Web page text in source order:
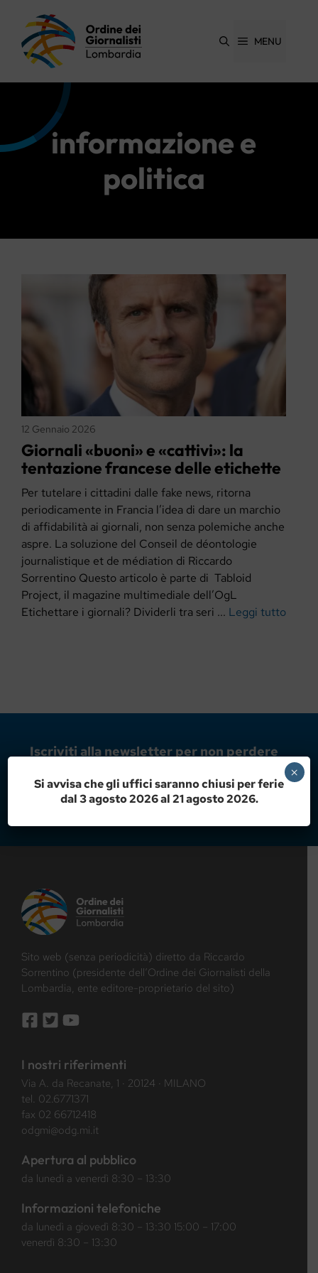
contenuto
MENU
informazione e
politica
12 Gennaio 2026
Giornali «buoni» e «cattivi»: la
tentazione francese delle etichette
Per tutelare i cittadini dalle fake news, ritorna
periodicamente in Francia l’idea di dare un marchio
di affidabilità ai giornali, non senza polemiche anche
aspre. La soluzione del Conseil de déontologie
journalistique et de médiation di Riccardo
Sorrentino Questo articolo è parte di Tabloid
Project, il magazine multimediale dell’OgL
Etichettare i giornali? Dividerli tra seri ... Leggi tutto
Iscriviti alla newsletter per non perdere
ISCRIVITI ORA!
Sito web (senza periodicità) diretto da Riccardo
Sorrentino (presidente dell’Ordine dei Giornalisti della
Lombardia, ente editore-proprietario del sito)
I nostri riferimenti
Via A. da Recanate, 1 · 20124 · MILANO
tel. 02.6771371
fax 02 66712418
odgmi@odg.mi.it
Apertura al pubblico
da lunedì a venerdì 8:30 – 13:30
Informazioni telefoniche
da lunedì a giovedì 8:30 – 13:30 15:00 – 17:00
venerdì 8:30 – 13:30
Si avvisa che gli uffici saranno chiusi per ferie
dal 3 agosto 2026 al 21 agosto 2026.
×